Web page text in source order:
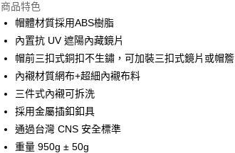
Apple Pay
ATM付款
運送方式
全家取貨付款(安全帽一頂以上請選宅配)
每筆NT$60，滿NT$1,000(含以上)免運費
商品特色
帽體材質採用ABS樹脂
內置抗 UV 遮陽內藏鏡片
帽前三扣式銅扣不生鏽，可加裝三扣式鏡片或帽簷
內襯材質網布+超細內襯布料
三件式內襯可拆洗
採用金屬插釦釦具
通過台灣 CNS 安全標準
重量 950g ± 50g